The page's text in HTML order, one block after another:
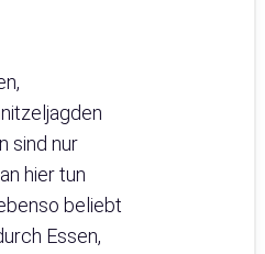
sind nur
hier tun
beliebt
Essen,